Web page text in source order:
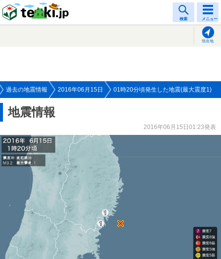
検索 メニュー
現在地
過去の地震情報 2016年06月15日 01時20分頃発生した地震(最大震度1)
地震情報
2016年06月15日01:23発表